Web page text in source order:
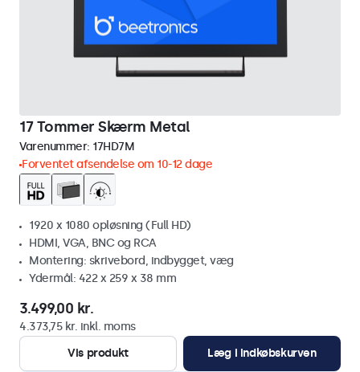
17 Tommer Skærm Metal
Varenummer: 17HD7M
Forventet afsendelse om 10-12 dage
1920 x 1080 opløsning (Full HD)
HDMI, VGA, BNC og RCA
Montering: skrivebord, indbygget, væg
Ydermål: 422 x 259 x 38 mm
3.499,00 kr.
4.373,75 kr. inkl. moms
Vis produkt
Læg i indkøbskurven